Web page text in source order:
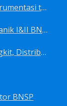
Sertifikasi Teknisi Perawatan instrumentasi tingkat I BNSP
Sertifikasi teknisi Perawatan mekanik I&II BNSP
Sertifikasi Teknisi Sistim Pembangkit, Distribusi, Utilitas BNSP
BNSP